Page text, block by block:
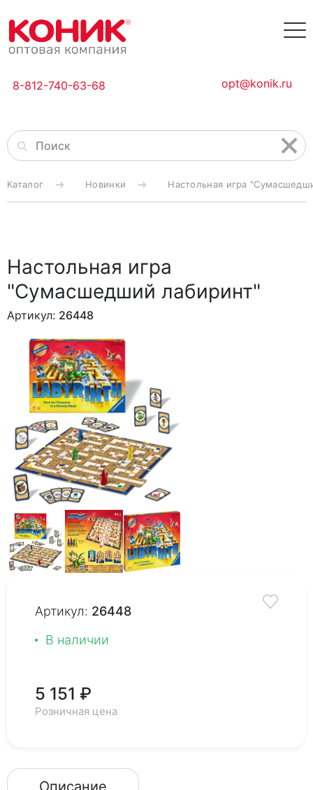
8-812-740-63-68 opt@konik.ru
Каталог Новинки Настольная игра
Настольная игра
"Сумасшедший лабиринт"
Артикул: 26448
Артикул: 26448
В наличии
5 151 ₽
Розничная цена
Описание